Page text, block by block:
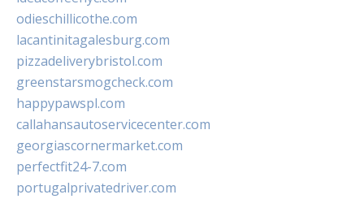
odieschillicothe.com
lacantinitagalesburg.com
pizzadeliverybristol.com
greenstarsmogcheck.com
happypawspl.com
callahansautoservicecenter.com
georgiascornermarket.com
perfectfit24-7.com
portugalprivatedriver.com